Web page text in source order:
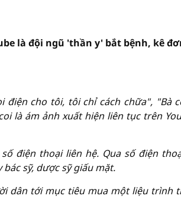
là đội ngũ 'thần y' bắt bệnh, kê
cho tôi, tôi chỉ cách chữa", "Bà
là ám ảnh xuất hiện liên tục trên
điện thoại liên hệ. Qua số điện
sỹ, dược sỹ giấu mặt.
dân tới mục tiêu mua một liệu trình